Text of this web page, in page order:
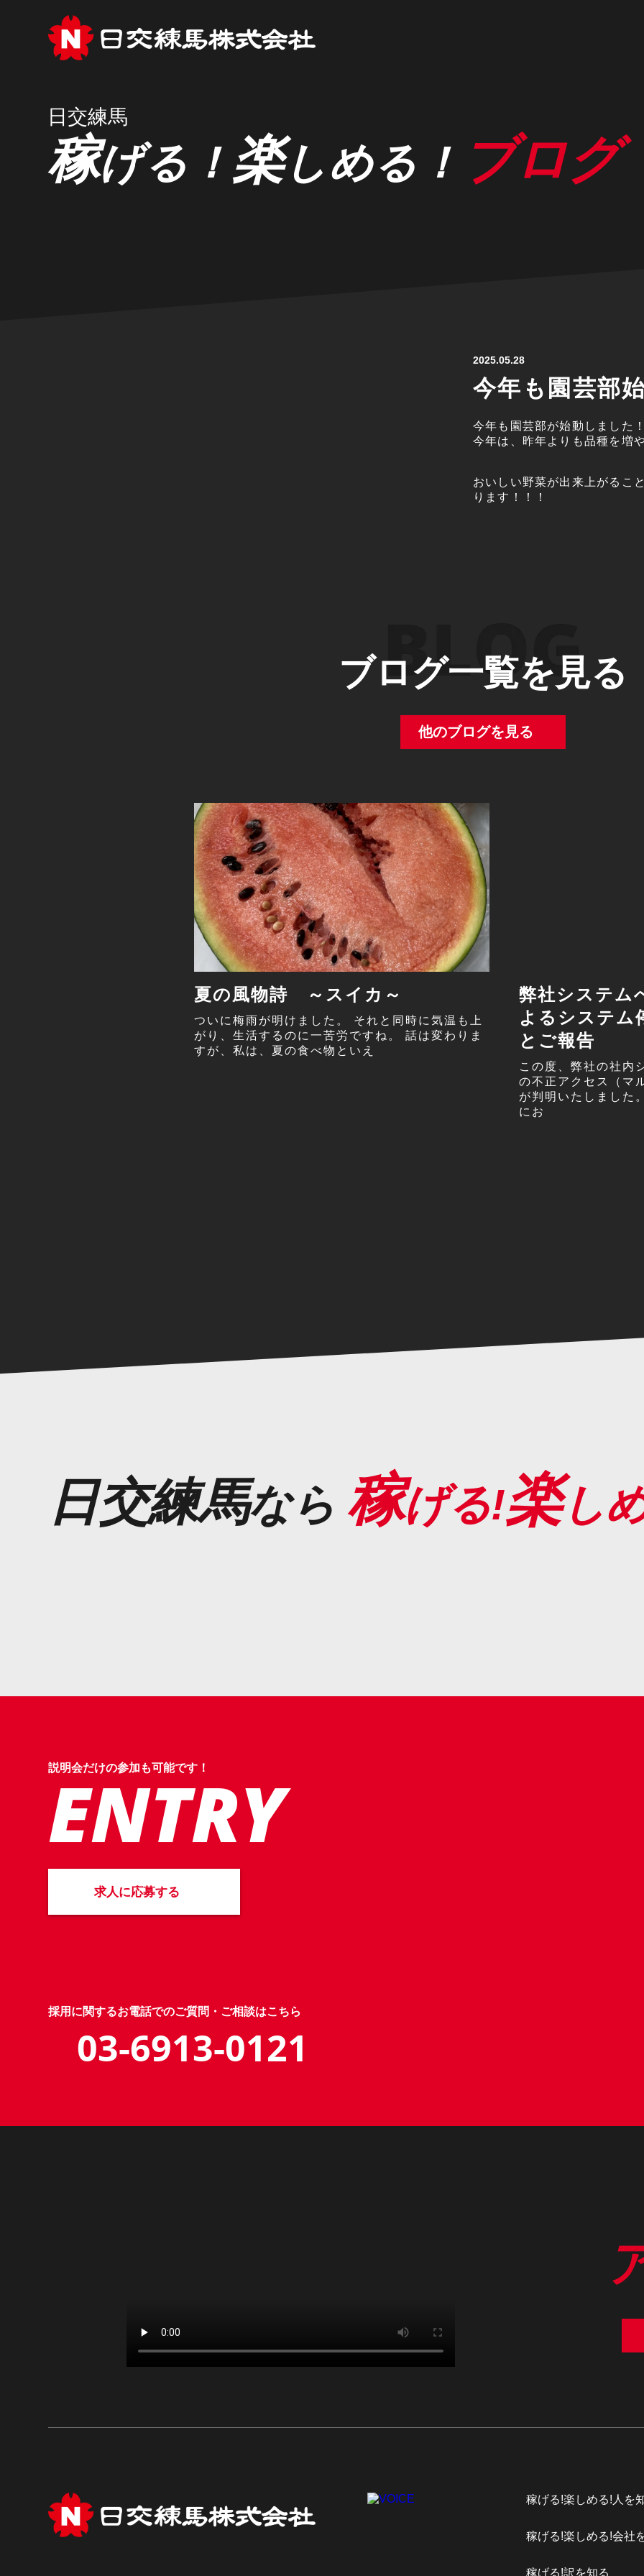
日交練馬
稼げる！ 楽しめる！ ブログ
2025.05.28
今年も園芸部
今年も園芸部が始動しました
今年は、昨年よりも品種を増
おいしい野菜が出来上がるこ
ります！！！
ブログ一覧を見る
他のブログを見る
夏の風物詩 ～スイカ～
ついに梅雨が明けました。 それと同時に気温も上
がり、生活するのに一苦労ですね。 話は変わりま
すが、私は、夏の食べ物といえ
弊社システム
よるシステム
とご報告
この度、弊社の社内
の不正アクセス（マ
が判明いたしました
にお
日交練馬なら 稼げる!楽し
説明会だけの参加も可能です！
ENTRY
求人に応募する
採用に関するお電話でのご質問・ご相談はこちら
03-6913-0121
稼げる!楽しめる!人を
稼げる!楽しめる!会社
稼げる!訳を知る